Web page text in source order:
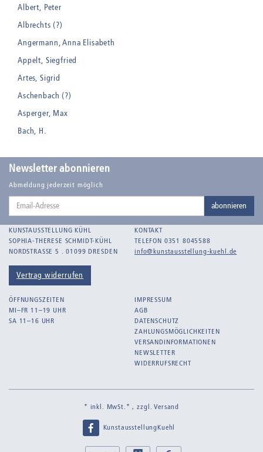
Albert, Peter
Albrechts (?)
Angermann, Anna Elisabeth
Appelt, Siegfried
Artes, Sigrid
Aschenbach (?)
Asperger, Max
Bach, H.
Balden, Theo , eigentlich Otto Koehler
Balden-Wolff, Annemarie
Bankroth, Bernd
Bankroth, Ursula
Barth, Arthur Julius
Bartnig, Horst
Bartzsch, Paul Kurt
Becker, F.
Beckmann, Max
Birnstengel, Richard
Newsletter abonnieren
Abmeldung jederzeit möglich
Email-
abonnieren
KUNSTAUSSTELLUNG KÜHL
SOPHIA-THERESE SCHMIDT-KÜHL
NORDSTRASSE 5 . 01099 DRESDEN
Vertrag widerrufen
KONTAKT
TELEFON 0351 8045588
info@kunstausstellung-kuehl.de
ÖFFNUNGSZEITEN
MI–FR 11–19 UHR
SA 11–16 UHR
IMPRESSUM
AGB
DATENSCHUTZ
ZAHLUNGSMÖGLICHKEITEN
VERSANDINFORMATIONEN
NEWSLETTER
WIDERRUFSRECHT
* inkl. MwSt.* , zzgl.Versand
KunstausstellungKuehl